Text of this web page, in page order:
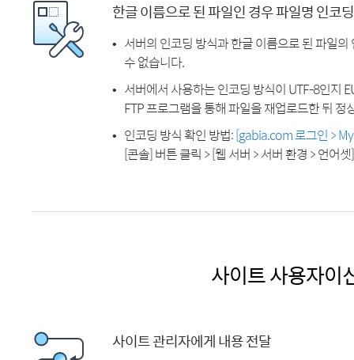
한글 이름으로 된 파일인 경우 파일명 인코
서버의 인코딩 방식과 한글 이름으로 된 파일
수 없습니다.
서버에서 사용하는 인코딩 방식이 UTF-8인지
FTP 프로그램을 통해 파일을 재업로드한 뒤
인코딩 방식 확인 방법:[gabia.com 로그인 >
[콘솔] 버튼 클릭 > [웹 서버 > 서버 환경 > 언어
사이트 사용자이
사이트 관리자에게 내용 전달